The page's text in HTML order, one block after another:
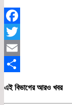
Facebook
Twitter
Email
এই বিভাগের আরও খবর